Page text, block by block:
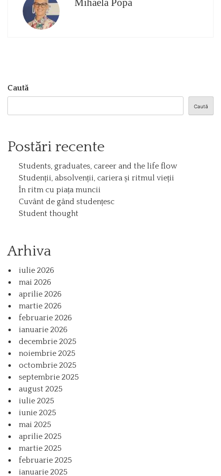
Mihaela Popa
Caută
Caută
Postări recente
Students, graduates, career and the life flow
Studenții, absolvenții, cariera și ritmul vieții
În ritm cu piața muncii
Cuvânt de gând studențesc
Student thought
Arhiva
iulie 2026
mai 2026
aprilie 2026
martie 2026
februarie 2026
ianuarie 2026
decembrie 2025
noiembrie 2025
octombrie 2025
septembrie 2025
august 2025
iulie 2025
iunie 2025
mai 2025
aprilie 2025
martie 2025
februarie 2025
ianuarie 2025